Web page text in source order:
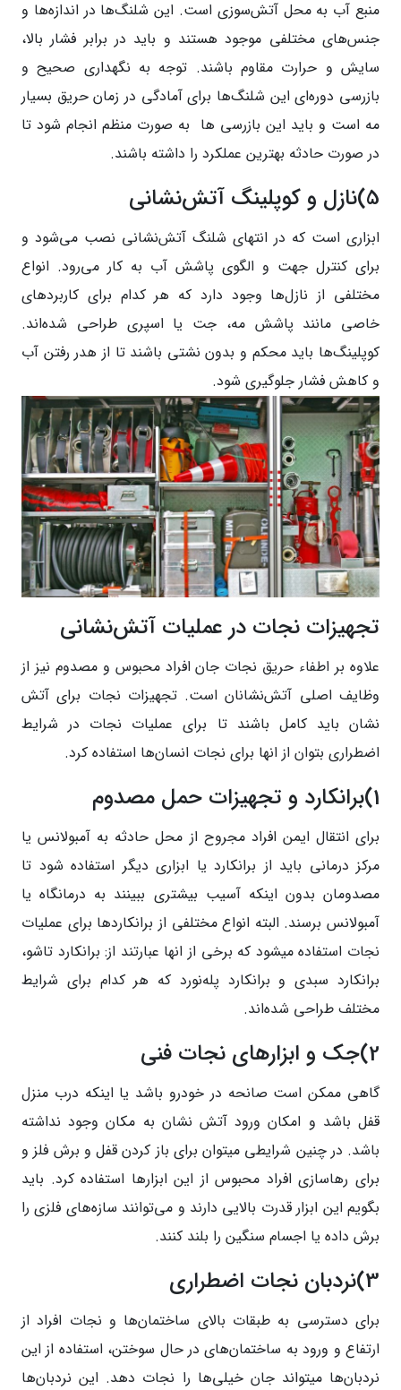
منبع آب به محل آتش‌سوزی است. این شلنگ‌ها در اندازه‌ها و
جنس‌های مختلفی موجود هستند و باید در برابر فشار بالا،
سایش و حرارت مقاوم باشند. توجه به نگهداری صحیح و
بازرسی دوره‌ای این شلنگ‌ها برای آمادگی در زمان حریق بسیار
مه است و باید این بازرسی ‌‌ها به صورت منظم انجام شود تا
در صورت حادثه بهترین عملکرد را داشته باشند.
5)نازل و کوپلینگ آتش‌نشانی
ابزاری است که در انتهای شلنگ آتش‌نشانی نصب می‌شود و
برای کنترل جهت و الگوی پاشش آب به کار می‌رود. انواع
مختلفی از نازل‌ها وجود دارد که هر کدام برای کاربردهای
خاصی مانند پاشش مه، جت یا اسپری طراحی شده‌اند.
کوپلینگ‌ها باید محکم و بدون نشتی باشند تا از هدر رفتن آب
و کاهش فشار جلوگیری شود.
تجهیزات نجات در عملیات آتش‌نشانی
علاوه بر اطفاء حریق نجات جان افراد محبوس و مصدوم نیز از
وظایف اصلی آتش‌نشانان است. تجهیزات نجات برای آتش
نشان باید کامل باشند تا برای عملیات نجات در شرایط
اضطراری بتوان از انها برای نجات انسان‌ها استفاده کرد.
1)برانکارد و تجهیزات حمل مصدوم
برای انتقال ایمن افراد مجروح از محل حادثه به آمبولانس یا
مرکز درمانی باید از برانکارد یا ابزاری دیگر استفاده شود تا
مصدومان بدون اینکه آسیب بیشتری ببینند به درمانگاه یا
آمبولانس برسند. البته انواع مختلفی از برانکاردها برای عملیات
نجات استفاده میشود که برخی از انها عبارتند از: برانکارد تاشو،
برانکارد سبدی و برانکارد پله‌نورد که هر کدام برای شرایط
مختلف طراحی شده‌اند.
2)جک و ابزارهای نجات فنی
گاهی ممکن است صانحه در خودرو باشد یا اینکه درب منزل
قفل باشد و امکان ورود آتش نشان به مکان وجود نداشته
باشد. در چنین شرایطی میتوان برای باز کردن قفل و برش فلز و
برای رهاسازی افراد محبوس از این ابزارها استفاده کرد. باید
بگویم این ابزار قدرت بالایی دارند و می‌توانند سازه‌های فلزی را
برش داده یا اجسام سنگین را بلند کنند.
3)نردبان نجات اضطراری
برای دسترسی به طبقات بالای ساختمان‌ها و نجات افراد از
ارتفاع و ورود به ساختمان‌های در حال سوختن، استفاده از این
نردبان‌ها میتواند جان خیلی‌ها را نجات دهد. این نردبان‌ها